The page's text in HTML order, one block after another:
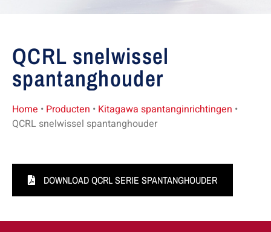
QCRL snelwissel
spantanghouder
Home • Producten • Kitagawa spantanginrichtingen •
QCRL snelwissel spantanghouder
DOWNLOAD QCRL SERIE SPANTANGHOUDER